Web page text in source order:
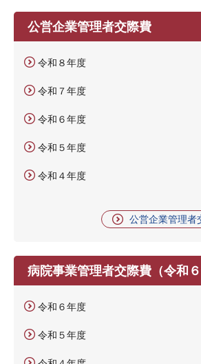
公営企業管理者交際費
令和８年度
令和７年度
令和６年度
令和５年度
令和４年度
公営企業管理者
病院事業管理者交際費（令和６
令和６年度
令和５年度